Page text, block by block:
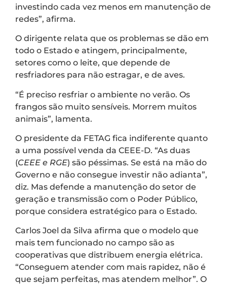
investindo cada vez menos em manutenção de
redes”, afirma.
O dirigente relata que os problemas se dão em
todo o Estado e atingem, principalmente,
setores como o leite, que depende de
resfriadores para não estragar, e de aves.
“É preciso resfriar o ambiente no verão. Os
frangos são muito sensíveis. Morrem muitos
animais”, lamenta.
O presidente da FETAG fica indiferente quanto
a uma possível venda da CEEE-D. “As duas
(CEEE e RGE) são péssimas. Se está na mão do
Governo e não consegue investir não adianta”,
diz. Mas defende a manutenção do setor de
geração e transmissão com o Poder Público,
porque considera estratégico para o Estado.
Carlos Joel da Silva afirma que o modelo que
mais tem funcionado no campo são as
cooperativas que distribuem energia elétrica.
“Conseguem atender com mais rapidez, não é
que sejam perfeitas, mas atendem melhor”. O